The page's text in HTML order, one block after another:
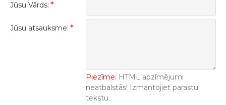
Jūsu Vārds:
Jūsu atsauksme:
Piezīme: HTML apzīmējumi
neatbalstās! Izmantojiet parastu
tekstu.